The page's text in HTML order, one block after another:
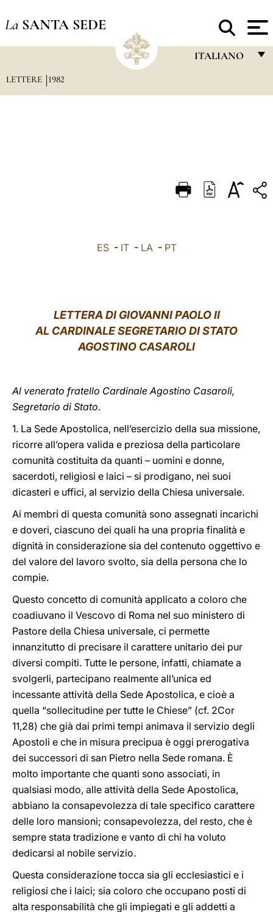
La SANTA SEDE
ITALIANO
DEUTSCH
LETTERE 1982
ES- IT- LA- PT
LETTERA DI GIOVANNI PAOLO II
AL CARDINALE SEGRETARIO DI STATO
AGOSTINO CASAROLI
Al venerato fratello Cardinale Agostino Casaroli,
Segretario di Stato.
1. La Sede Apostolica, nell’esercizio della sua missione,
ricorre all’opera valida e preziosa della particolare
comunità costituita da quanti – uomini e donne,
sacerdoti, religiosi e laici – si prodigano, nei suoi
dicasteri e uffici, al servizio della Chiesa universale.
Ai membri di questa comunità sono assegnati incarichi
e doveri, ciascuno dei quali ha una propria finalità e
dignità in considerazione sia del contenuto oggettivo e
del valore del lavoro svolto, sia della persona che lo
compie.
Questo concetto di comunità applicato a coloro che
coadiuvano il Vescovo di Roma nel suo ministero di
Pastore della Chiesa universale, ci permette
innanzitutto di precisare il carattere unitario dei pur
diversi compiti. Tutte le persone, infatti, chiamate a
svolgerli, partecipano realmente all’unica ed
incessante attività della Sede Apostolica, e cioè a
quella “sollecitudine per tutte le Chiese” (cf. 2Cor
11,28) che già dai primi tempi animava il servizio degli
Apostoli e che in misura precipua è oggi prerogativa
dei successori di san Pietro nella Sede romana. È
molto importante che quanti sono associati, in
qualsiasi modo, alle attività della Sede Apostolica,
abbiano la consapevolezza di tale specifico carattere
delle loro mansioni; consapevolezza, del resto, che è
sempre stata tradizione e vanto di chi ha voluto
dedicarsi al nobile servizio.
Questa considerazione tocca sia gli ecclesiastici e i
religiosi che i laici; sia coloro che occupano posti di
alta responsabilità che gli impiegati e gli addetti a